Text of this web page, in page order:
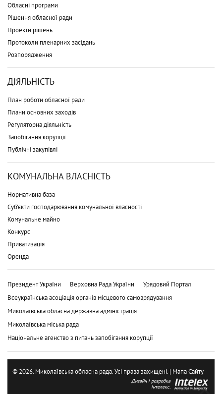
Обласні програми
Рішення обласної ради
Проекти рішень
Протоколи пленарних засідань
Розпорядження
ДІЯЛЬНІСТЬ
План роботи обласної ради
Плани основних заходів
Регуляторна діяльність
Запобігання корупції
Публічні закупівлі
КОМУНАЛЬНА ВЛАСНІСТЬ
Нормативна база
Суб'єкти господарювання комунальної власності
Комунальне майно
Конкурс
Приватизація
Оренда
Президент України Верховна Рада України
Урядовий Портал
Всеукраїнська асоціація органів місцевого самоврядування
Миколаївська обласна державна адміністрація
Миколаївська міська рада
Національне агенство з питань запобігання корупції
© 2026. Миколаївська обласна рада. Усі права захищені. | Мапа Сайту
Дизайн і розробка
Інтелекс.